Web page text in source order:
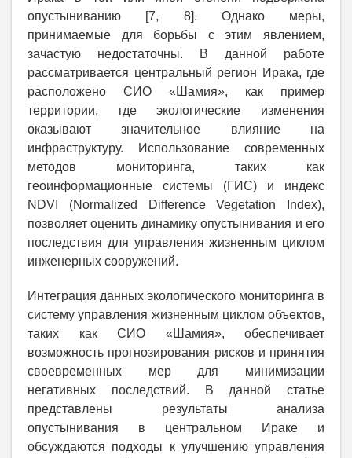
опустыниванию [7, 8]. Однако меры,
принимаемые для борьбы с этим явлением,
зачастую недостаточны. В данной работе
рассматривается центральный регион Ирака, где
расположено СИО «Шамия», как пример
территории, где экологические изменения
оказывают значительное влияние на
инфраструктуру. Использование современных
методов мониторинга, таких как
геоинформационные системы (ГИС) и индекс
NDVI (Normalized Difference Vegetation Index),
позволяет оценить динамику опустынивания и его
последствия для управления жизненным циклом
инженерных сооружений.
Интеграция данных экологического мониторинга в
систему управления жизненным циклом объектов,
таких как СИО «Шамия», обеспечивает
возможность прогнозирования рисков и принятия
своевременных мер для минимизации
негативных последствий. В данной статье
представлены результаты анализа
опустынивания в центральном Ираке и
обсуждаются подходы к улучшению управления